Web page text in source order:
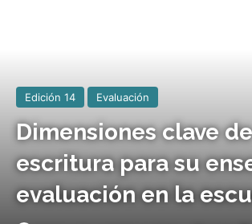
Edición 14 Evaluación
Dimensiones clave
escritura para su
evaluación en la